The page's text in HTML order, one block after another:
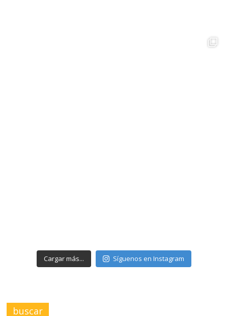
Cargar más... Síguenos en Instagram
buscar